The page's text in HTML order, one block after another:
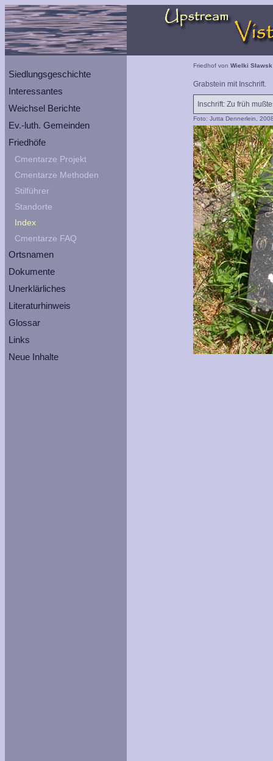
Siedlungsgeschichte
Interessantes
Weichsel Berichte
Ev.-luth. Gemeinden
Friedhöfe
Cmentarze Projekt
Cmentarze Methoden
Stilführer
Standorte
Index
Cmentarze FAQ
Ortsnamen
Dokumente
Unerklärliches
Literaturhinweis
Glossar
Links
Neue Inhalte
Friedhof von Wielki Sławsk
Grabstein mit Inschrift.
Inschrift: Zu früh
Foto: Jutta Dennerlein,